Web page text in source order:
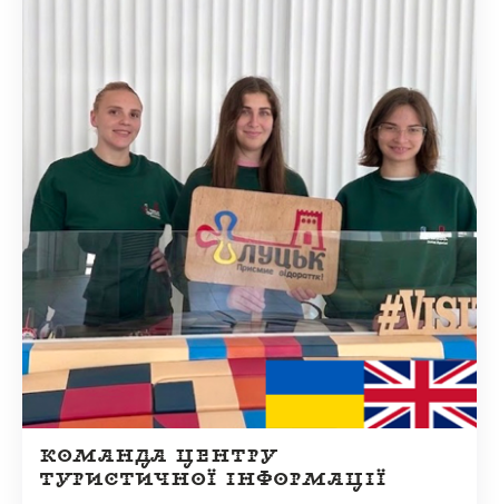
КОМАНДА ЦЕНТРУ
ТУРИСТИЧНОЇ ІНФОРМАЦІЇ